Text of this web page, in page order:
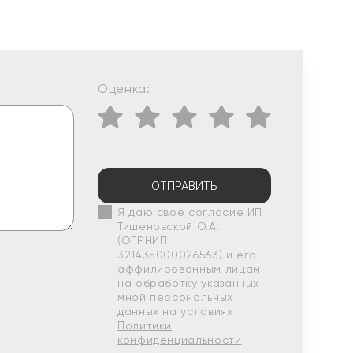
Оценка:
ОТПРАВИТЬ
Я даю свое согласие ИП
Тишеновской О.А.
(ОГРНИП
321435000026563) и его
аффилированным лицам
на обработку указанных
мной персональных
данных на условиях
Политики
конфиденциальности